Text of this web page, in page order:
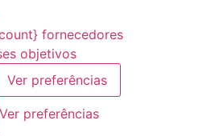
fornecedores
objetivos
Ver preferências
Ver preferências